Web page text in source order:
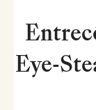
Eye-